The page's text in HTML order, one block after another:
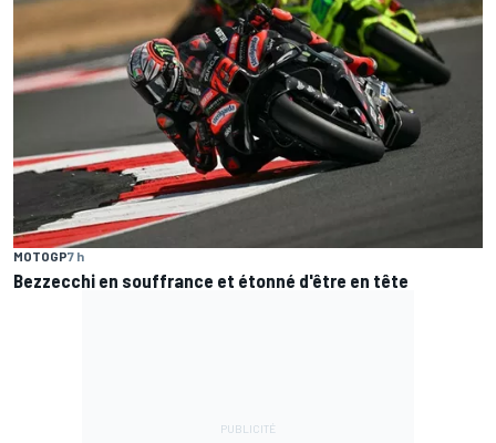
MOTOGP7 h
Bezzecchi en souffrance et étonné d'être en tête